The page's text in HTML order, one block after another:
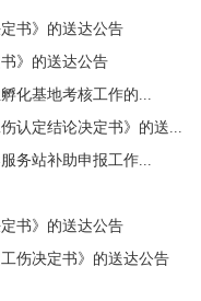
书》的送达公告
》的送达公告
化基地考核工作的...
认定结论决定书》的送...
务站补助申报工作...
书》的送达公告
伤决定书》的送达公告